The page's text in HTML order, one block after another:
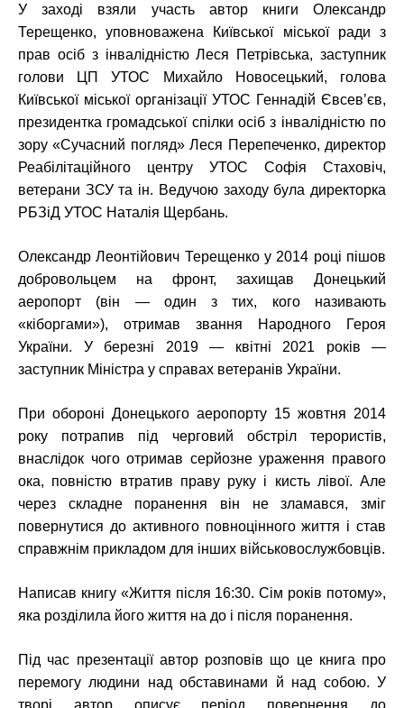
У заході взяли участь автор книги Олександр
Терещенко, уповноважена Київської міської ради з
прав осіб з інвалідністю Леся Петрівська, заступник
голови ЦП УТОС Михайло Новосецький, голова
Київської міської організації УТОС Геннадій Євсев’єв,
президентка громадської спілки осіб з інвалідністю по
зору «Сучасний погляд» Леся Перепеченко, директор
Реабілітаційного центру УТОС Софія Стаховіч,
ветерани ЗСУ та ін. Ведучою заходу була директорка
РБЗіД УТОС Наталія Щербань.
Олександр Леонтійович Терещенко у 2014 році пішов
добровольцем на фронт, захищав Донецький
аеропорт (він — один з тих, кого називають
«кіборгами»), отримав звання Народного Героя
України. У березні 2019 — квітні 2021 років —
заступник Міністра у справах ветеранів України.
При обороні Донецького аеропорту 15 жовтня 2014
року потрапив під черговий обстріл терористів,
внаслідок чого отримав серйозне ураження правого
ока, повністю втратив праву руку і кисть лівої. Але
через складне поранення він не зламався, зміг
повернутися до активного повноцінного життя і став
справжнім прикладом для інших військовослужбовців.
Написав книгу «Життя після 16:30. Сім років потому»,
яка розділила його життя на до і після поранення.
Під час презентації автор розповів що це книга про
перемогу людини над обставинами й над собою. У
творі автор описує період повернення до